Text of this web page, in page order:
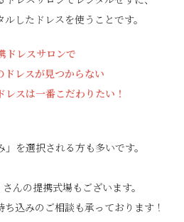
したドレスを使うことです。
ドレスサロンで
ドレスが見つからない
スは一番こだわりたい！
を選択される方も多いです。
んの提携式場もございます。
込みのご相談も承っております！